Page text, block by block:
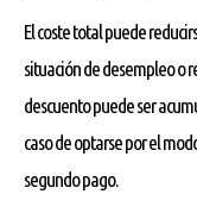
El coste total puede
situación de desempleo o
descuento puede ser
caso de optarse por el
segundo pago.